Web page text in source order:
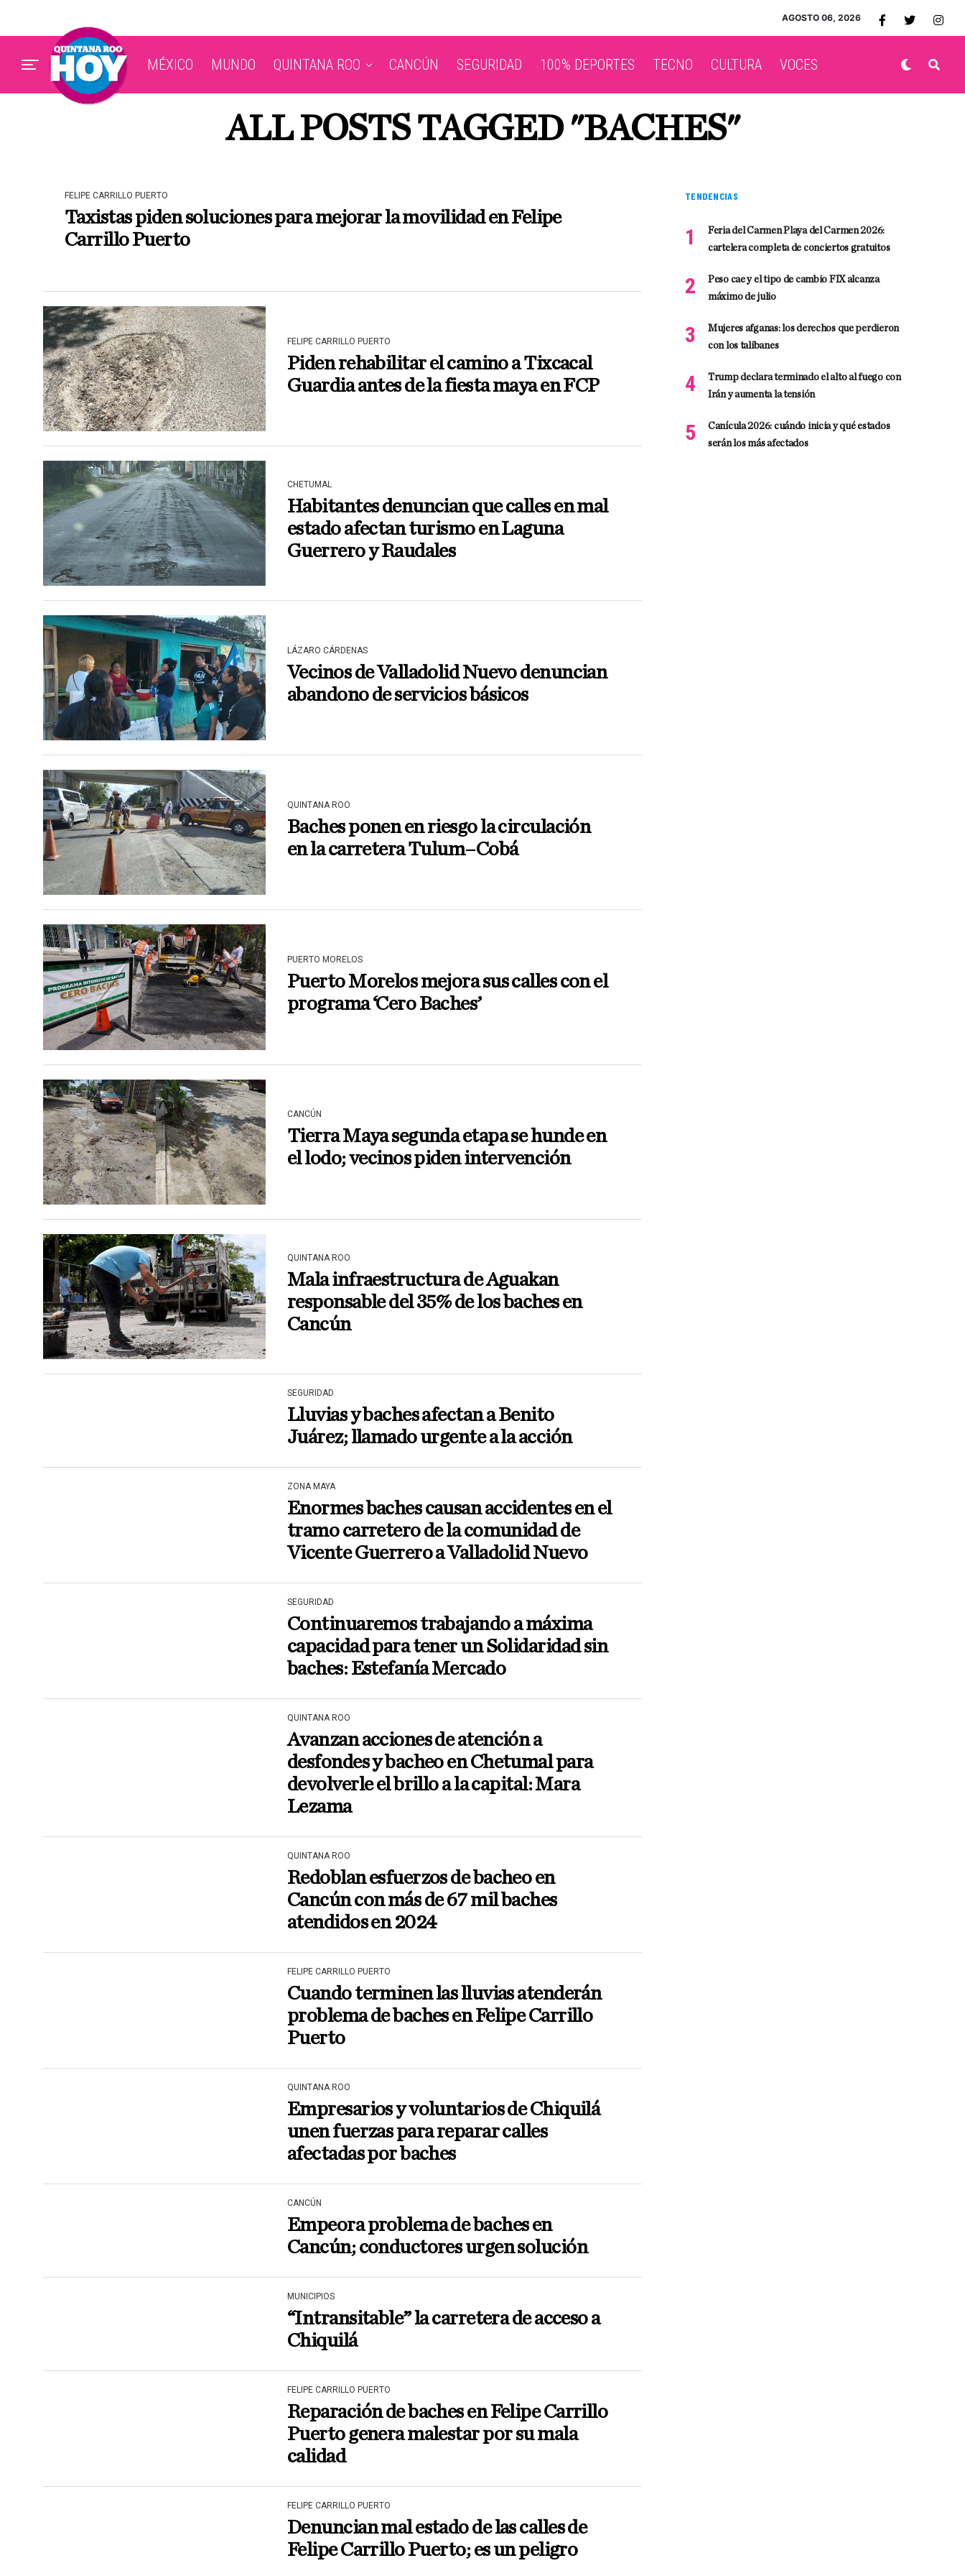
AGOSTO 06, 2026
MÉXICO MUNDO QUINTANA ROO CANCÚN SEGURIDAD 100% DEPORTES TECNO CULTURA VOCES
ALL POSTS TAGGED "BACHES"
FELIPE CARRILLO PUERTO
Taxistas piden soluciones para mejorar la movilidad en Felipe
Carrillo Puerto
FELIPE CARRILLO PUERTO
Piden rehabilitar el camino a Tixcacal
Guardia antes de la fiesta maya en FCP
CHETUMAL
Habitantes denuncian que calles en mal
estado afectan turismo en Laguna
Guerrero y Raudales
LÁZARO CÁRDENAS
Vecinos de Valladolid Nuevo denuncian
abandono de servicios básicos
QUINTANA ROO
Baches ponen en riesgo la circulación
en la carretera Tulum–Cobá
PUERTO MORELOS
Puerto Morelos mejora sus calles con el
programa ‘Cero Baches’
CANCÚN
Tierra Maya segunda etapa se hunde en
el lodo; vecinos piden intervención
QUINTANA ROO
Mala infraestructura de Aguakan
responsable del 35% de los baches en
Cancún
SEGURIDAD
Lluvias y baches afectan a Benito
Juárez; llamado urgente a la acción
ZONA MAYA
Enormes baches causan accidentes en el
tramo carretero de la comunidad de
Vicente Guerrero a Valladolid Nuevo
SEGURIDAD
Continuaremos trabajando a máxima
capacidad para tener un Solidaridad sin
baches: Estefanía Mercado
QUINTANA ROO
Avanzan acciones de atención a
desfondes y bacheo en Chetumal para
devolverle el brillo a la capital: Mara
Lezama
QUINTANA ROO
Redoblan esfuerzos de bacheo en
Cancún con más de 67 mil baches
atendidos en 2024
FELIPE CARRILLO PUERTO
Cuando terminen las lluvias atenderán
problema de baches en Felipe Carrillo
Puerto
QUINTANA ROO
Empresarios y voluntarios de Chiquilá
unen fuerzas para reparar calles
afectadas por baches
CANCÚN
Empeora problema de baches en
Cancún; conductores urgen solución
MUNICIPIOS
“Intransitable” la carretera de acceso a
Chiquilá
FELIPE CARRILLO PUERTO
Reparación de baches en Felipe Carrillo
Puerto genera malestar por su mala
calidad
FELIPE CARRILLO PUERTO
Denuncian mal estado de las calles de
Felipe Carrillo Puerto; es un peligro
TENDENCIAS
Feria del Carmen Playa del Carmen 2026:
cartelera completa de conciertos gratuitos
Peso cae y el tipo de cambio FIX alcanza
máximo de julio
Mujeres afganas: los derechos que perdieron
con los talibanes
Trump declara terminado el alto al fuego con
Irán y aumenta la tensión
Canícula 2026: cuándo inicia y qué estados
serán los más afectados